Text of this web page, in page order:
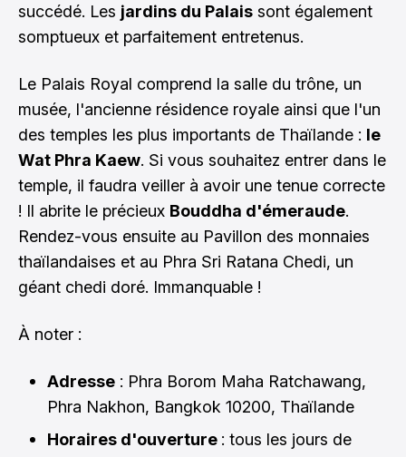
succédé. Les jardins du Palais sont également
somptueux et parfaitement entretenus.
Le Palais Royal comprend la salle du trône, un
musée, l'ancienne résidence royale ainsi que l'un
des temples les plus importants de Thaïlande : le
Wat Phra Kaew. Si vous souhaitez entrer dans le
temple, il faudra veiller à avoir une tenue correcte
! Il abrite le précieux Bouddha d'émeraude.
Rendez-vous ensuite au Pavillon des monnaies
thaïlandaises et au Phra Sri Ratana Chedi, un
géant chedi doré. Immanquable !
À noter :
Adresse : Phra Borom Maha Ratchawang,
Phra Nakhon, Bangkok 10200, Thaïlande
Horaires d'ouverture : tous les jours de